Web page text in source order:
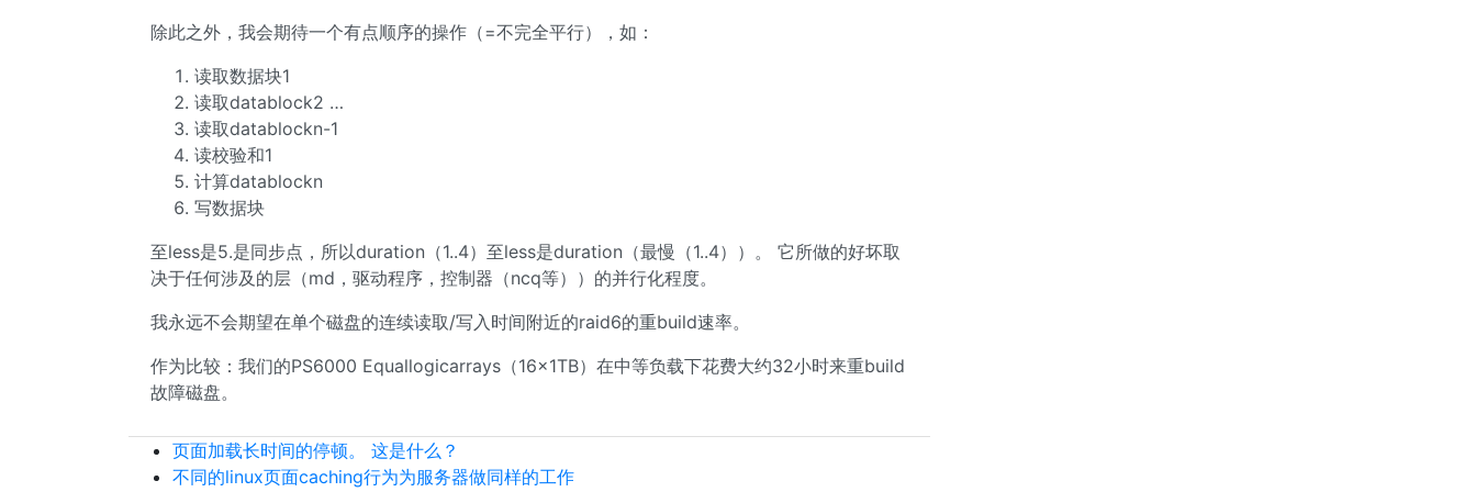
除此之外，我会期待一个有点顺序的操作（=不完全平行），如：
读取数据块1
读取datablock2 …
读取datablockn-1
读校验和1
计算datablockn
写数据块
至less是5.是同步点，所以duration（1..4）至less是duration（最慢（1..4））。 它所做的好坏取
决于任何涉及的层（md，驱动程序，控制器（ncq等））的并行化程度。
我永远不会期望在单个磁盘的连续读取/写入时间附近的raid6的重build速率。
作为比较：我们的PS6000 Equallogicarrays（16x1TB）在中等负载下花费大约32小时来重build
故障磁盘。
页面加载长时间的停顿。 这是什么？
不同的linux页面caching行为为服务器做同样的工作